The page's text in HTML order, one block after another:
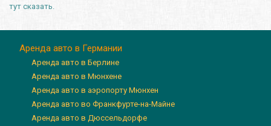
тут сказать.
Аренда авто в Германии
Аренда авто в Берлине
Аренда авто в Мюнхене
Аренда авто в аэропорту Мюнхен
Аренда авто во Франкфурте-на-Майне
Аренда авто в Дюссельдорфе